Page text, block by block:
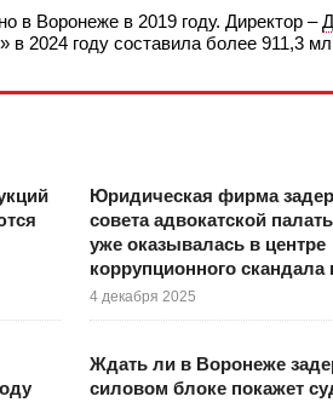
в Воронеже в 2019 году. Директор –
в 2024 году составила более 911,3
Юридическая фирма
совета адвокатской
уже оказывалась в центре
коррупционного скандала
4 декабря 2025
Ждать ли в Воронеже
силовом блоке покажет